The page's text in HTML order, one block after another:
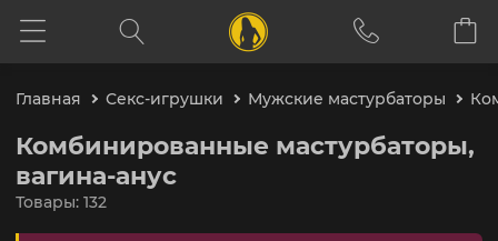
Главная Секс-игрушки Мужские мастурбаторы
Комбинированные мастурбаторы,
вагина-анус
Товары: 132